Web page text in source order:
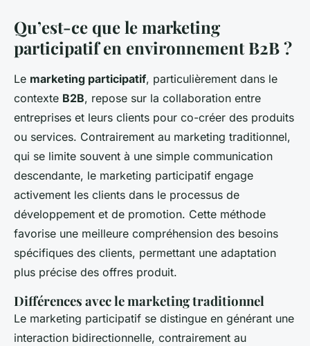
Le Pouvoir du Marketing
Participatif en Environnement
B2B : Stratégies et Avantages
Antonin • 24 mars 2025 • 4 min de lecture
Qu’est-ce que le marketing
participatif en environnement B2B ?
Le marketing participatif, particulièrement dans le
contexte B2B, repose sur la collaboration entre
entreprises et leurs clients pour co-créer des produits
ou services. Contrairement au marketing traditionnel,
qui se limite souvent à une simple communication
descendante, le marketing participatif engage
activement les clients dans le processus de
développement et de promotion. Cette méthode
favorise une meilleure compréhension des besoins
spécifiques des clients, permettant une adaptation
plus précise des offres produit.
Différences avec le marketing traditionnel
Le marketing participatif se distingue en générant une
interaction bidirectionnelle, contrairement au